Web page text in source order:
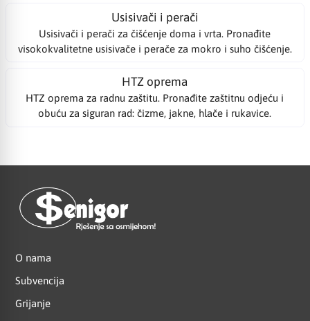
Usisivači i perači
Usisivači i perači za čišćenje doma i vrta. Pronađite
visokokvalitetne usisivače i perače za mokro i suho čišćenje.
HTZ oprema
HTZ oprema za radnu zaštitu. Pronađite zaštitnu odjeću i
obuću za siguran rad: čizme, jakne, hlače i rukavice.
O nama
Subvencija
Grijanje